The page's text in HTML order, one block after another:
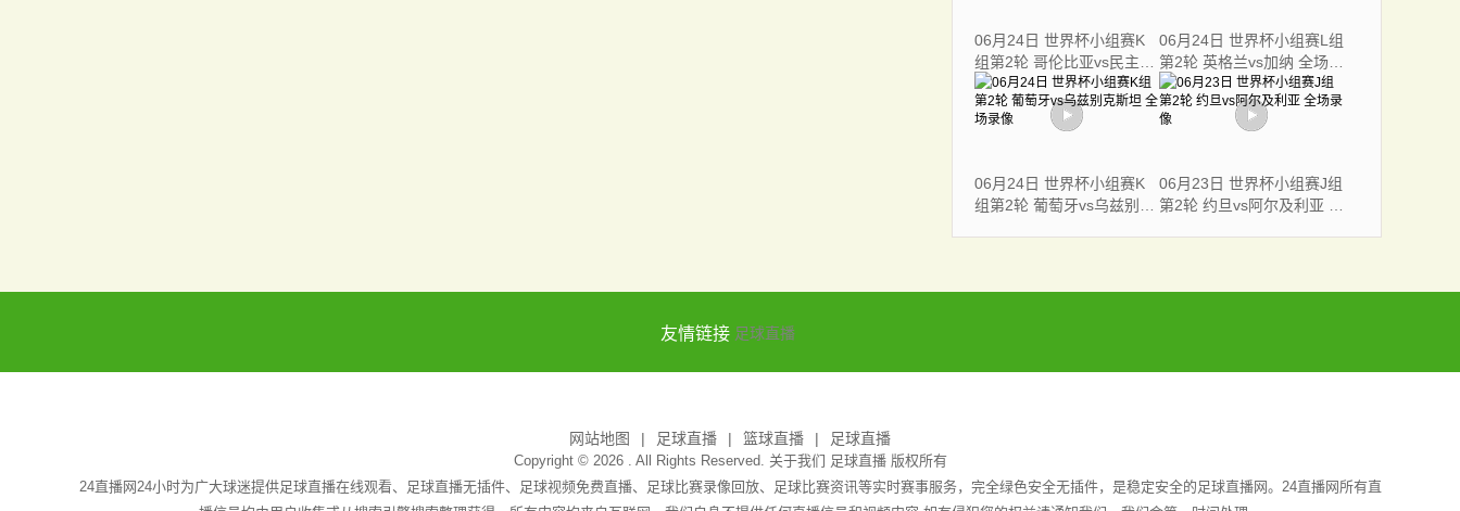
06月24日 世界杯小组赛K
组第2轮 哥伦比亚vs民主刚
果 全场录像
06月24日 世界杯小组赛L组
第2轮 英格兰vs加纳 全场录
像
06月24日 世界杯小组赛K
组第2轮 葡萄牙vs乌兹别克
06月23日 世界杯小组赛J组
第2轮 约旦vs阿尔及利亚 全
友情链接 足球直播
网站地图 足球直播 篮球直播 足球直播
Copyright © 2026 . All Rights Reserved. 关于我们 足球直播版权所有
24直播网24小时为广大球迷提供足球直播在线观看、足球直播无插件、足球视频免费直播、足球比赛录像回放、足球比赛资讯等实时赛事服务，完全绿色安全无插件，是稳定安全的足球直播网。24直播网所有直